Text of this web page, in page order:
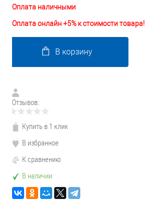
Оплата наличными
Оплата онлайн +5% к стоимости товара!
В корзину
Отзывов:
Купить в 1 клик
В избранное
К сравнению
В наличии